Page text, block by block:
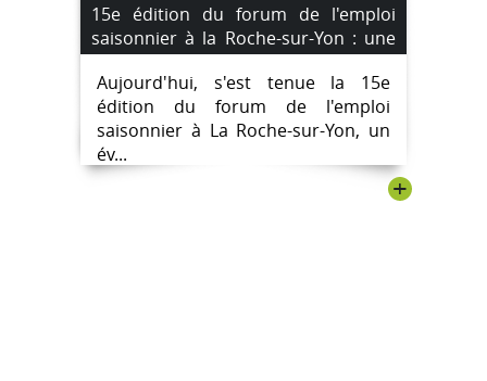
15e édition du forum de l'emploi
saisonnier à la Roche-sur-Yon : une
opportunité pour décrocher un job
d'été
Aujourd'hui, s'est tenue la 15e
édition du forum de l'emploi
saisonnier à La Roche-sur-Yon, un
év...
+